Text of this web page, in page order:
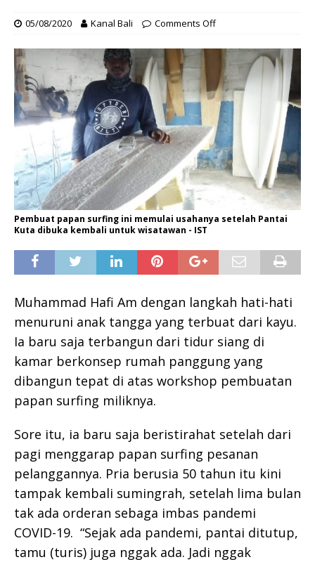
05/08/2020 Kanal Bali Comments Off
Pembuat papan surfing ini memulai usahanya setelah Pantai
Kuta dibuka kembali untuk wisatawan - IST
Muhammad Hafi Am dengan langkah hati-hati
menuruni anak tangga yang terbuat dari kayu.
Ia baru saja terbangun dari tidur siang di
kamar berkonsep rumah panggung yang
dibangun tepat di atas workshop pembuatan
papan surfing miliknya.
Sore itu, ia baru saja beristirahat setelah dari
pagi menggarap papan surfing pesanan
pelanggannya. Pria berusia 50 tahun itu kini
tampak kembali sumingrah, setelah lima bulan
tak ada orderan sebaga imbas pandemi
COVID-19. “Sejak ada pandemi, pantai ditutup,
tamu (turis) juga nggak ada. Jadi nggak